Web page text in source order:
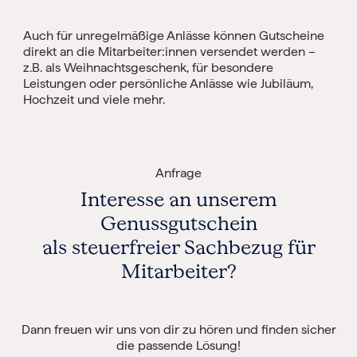
Auch für unregelmäßige Anlässe können Gutscheine
direkt an die Mitarbeiter:innen versendet werden –
z.B. als Weihnachtsgeschenk, für besondere
Leistungen oder persönliche Anlässe wie Jubiläum,
Hochzeit und viele mehr.
Anfrage
Interesse an unserem
Genussgutschein
als steuerfreier Sachbezug für
Mitarbeiter?
Dann freuen wir uns von dir zu hören und finden sicher
die passende Lösung!